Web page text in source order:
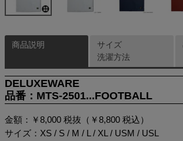
商品説明
DELUXEWARE
品番：MTS-2501...FOOTBALL
金額：￥8,000 税抜（￥8,800 税込）
サイズ：XS / S / M / L / XL / USM / USL
サイズ
洗濯方法